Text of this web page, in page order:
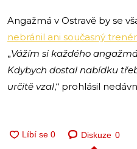
Angažmá v Ostravě by se
nebránil ani současný
„Vážím si každého
Kdybych dostal nabídku
určitě vzal,“ prohlásil
Diskuze 0